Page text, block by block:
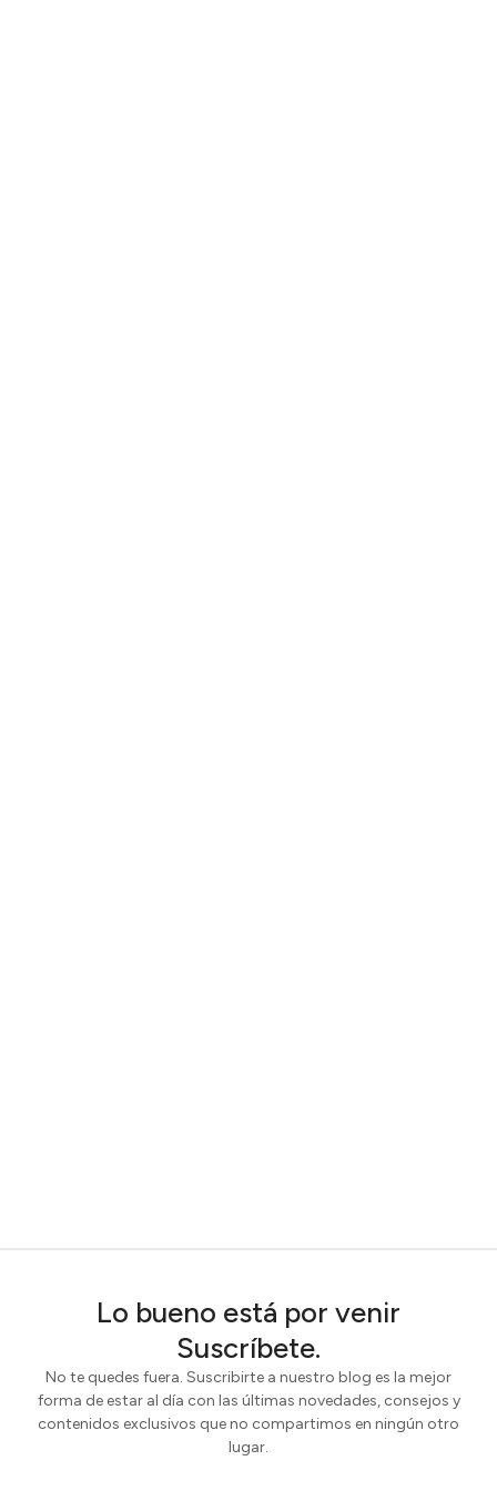
Lo bueno está por venir
Suscríbete.
No te quedes fuera. Suscribirte a nuestro blog es la mejor
forma de estar al día con las últimas novedades, consejos y
contenidos exclusivos que no compartimos en ningún otro
lugar.